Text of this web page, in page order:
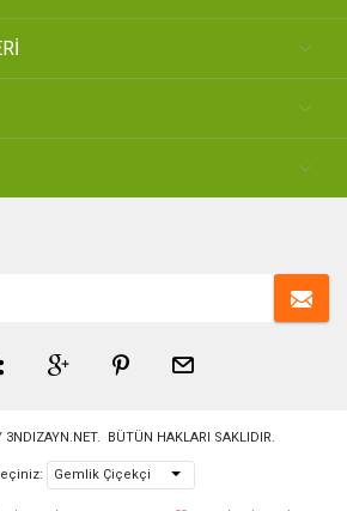
3NDIZAYN.NET. BÜTÜN HAKLARI SAKLIDIR.